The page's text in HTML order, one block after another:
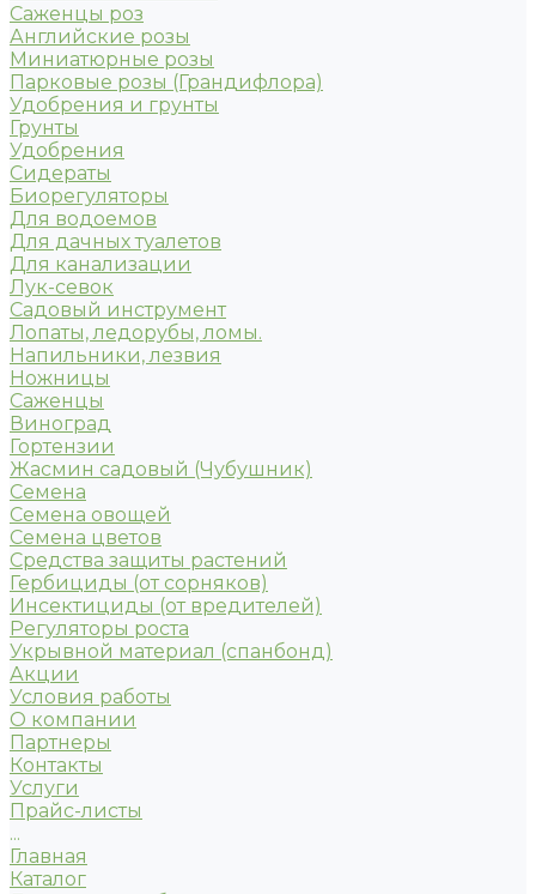
Саженцы роз
Английские розы
Миниатюрные розы
Парковые розы (Грандифлора)
Удобрения и грунты
Грунты
Удобрения
Сидераты
Биорегуляторы
Для водоемов
Для дачных туалетов
Для канализации
Лук-севок
Садовый инструмент
Лопаты, ледорубы, ломы.
Напильники, лезвия
Ножницы
Саженцы
Виноград
Гортензии
Жасмин садовый (Чубушник)
Семена
Семена овощей
Семена цветов
Средства защиты растений
Гербициды (от сорняков)
Инсектициды (от вредителей)
Регуляторы роста
Укрывной материал (спанбонд)
Акции
Условия работы
О компании
Партнеры
Контакты
Услуги
Прайс-листы
...
Главная
Каталог